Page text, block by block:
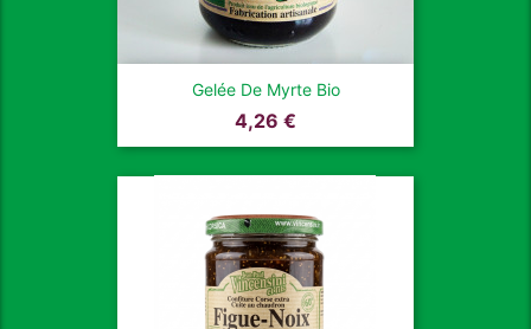
Gelée De Myrte Bio
Prix
4,26 €